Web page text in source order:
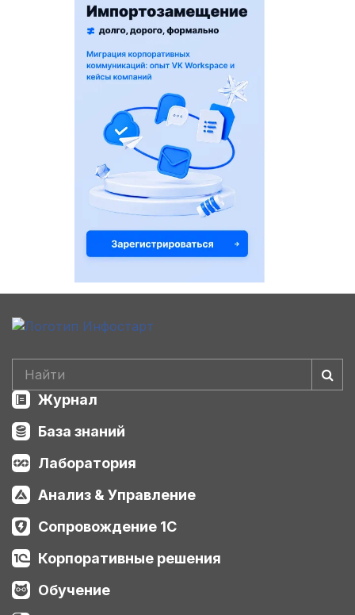
Журнал
База знаний
Лаборатория
Анализ & Управление
Сопровождение 1С
Корпоративные решения
Обучение